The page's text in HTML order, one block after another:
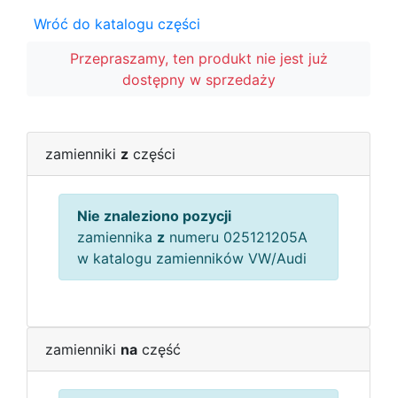
Wróć do katalogu części
Przepraszamy, ten produkt nie jest już
dostępny w sprzedaży
zamienniki z części
Nie znaleziono pozycji
zamiennika z numeru 025121205A
w katalogu zamienników VW/Audi
zamienniki na część